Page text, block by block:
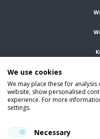
Vind ons op social
En blijf op de hoogte van trends,
We use cookies
We may place these for
website, show personalised
experience. For more
settings.
Necessary